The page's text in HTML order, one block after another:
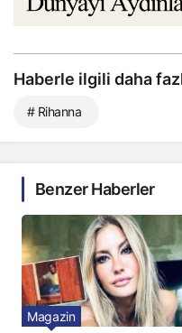
Haberle ilgili daha
# Rihanna
Benzer Haberler
Magazin